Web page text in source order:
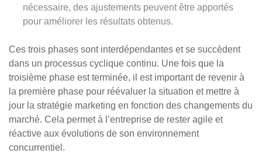
nécessaire, des ajustements peuvent être apportés
pour améliorer les résultats obtenus.
Ces trois phases sont interdépendantes et se succèdent
dans un processus cyclique continu. Une fois que la
troisième phase est terminée, il est important de revenir à
la première phase pour réévaluer la situation et mettre à
jour la stratégie marketing en fonction des changements du
marché. Cela permet à l’entreprise de rester agile et
réactive aux évolutions de son environnement
concurrentiel.